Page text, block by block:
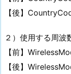
【後】
２）使用する周波
【前】
【後】